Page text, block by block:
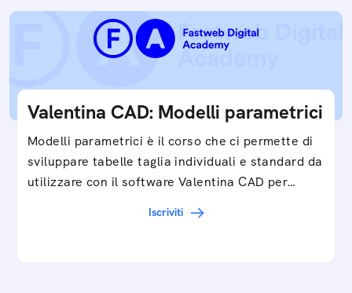
Valentina CAD: Modelli parametrici
Modelli parametrici è il corso che ci permette di
sviluppare tabelle taglia individuali e standard da
utilizzare con il software Valentina CAD per…
Iscriviti